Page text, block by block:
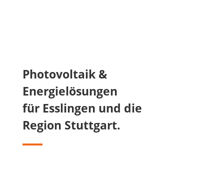
Photovoltaik &
Energielösungen
für Esslingen und die
Region Stuttgart.